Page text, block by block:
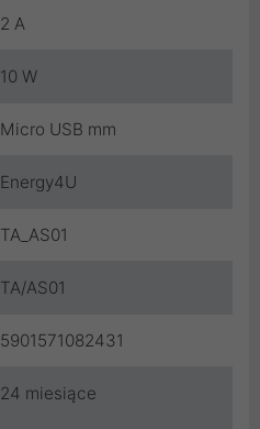
2 A
10 W
Micro USB mm
Energy4U
TA_AS01
TA/AS01
5901571082431
24 miesiące